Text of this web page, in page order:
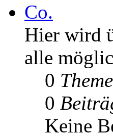
Hier wird
alle
0
0
Keine